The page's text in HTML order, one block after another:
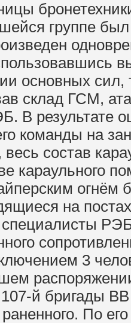
группе
основных сил,
склад ГСМ,
В результате
команды на
весь состав
караульного
огнём
на
3
й бригады
По